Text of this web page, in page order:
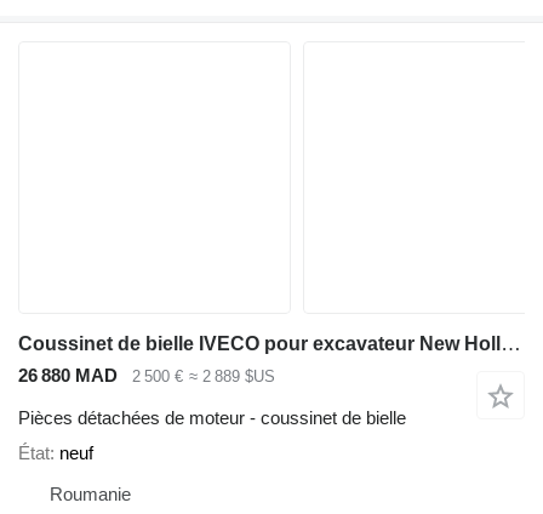
Coussinet de bielle IVECO pour excavateur New Holland E215
26 880 MAD 2 500 € ≈ 2 889 $US
Pièces détachées de moteur - coussinet de bielle
État neuf
Roumanie